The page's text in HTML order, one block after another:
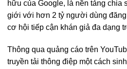
hữu của Google, là nền tảng chia
giới với hơn 2 tỷ người dùng
cơ hội tiếp cận khán giả đa dạng
Thông qua quảng cáo trên
truyền tải thông điệp một cách